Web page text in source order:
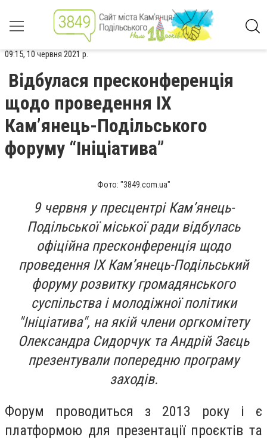
09:15, 10 червня 2021 р.
Відбулася пресконференція
щодо проведення IX
Кам’янець-Подільського
форуму “Ініціатива”
Фото: "3849.com.ua"
9 червня у пресцентрі Кам’янець-
Подільської міської ради відбулась
офіційна пресконференція щодо
проведення IX Кам’янець-Подільський
форуму розвитку громадянського
суспільства і молодіжної політики
"Ініціатива", на якій члени оргкомітету
Олександра Сидорчук та Андрій Заєць
презентували попередню програму
заходів.
Форум проводиться з 2013 року і є
платформою для презентації проєктів та